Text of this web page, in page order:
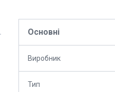
Основні
Виробник
Тип